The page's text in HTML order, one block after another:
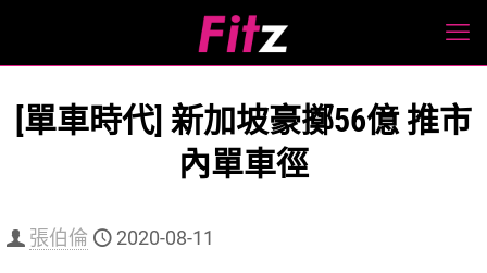
[單車時代] 新加坡豪擲56億 推市
內單車徑
張伯倫 2020-08-11